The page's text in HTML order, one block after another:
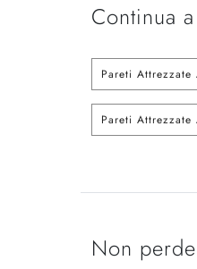
Continua
Pareti
Pareti
Non